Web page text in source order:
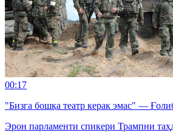
00:17
"Бизга бошқа театр керак эмас" —
Эрон парламенти спикери Трампни